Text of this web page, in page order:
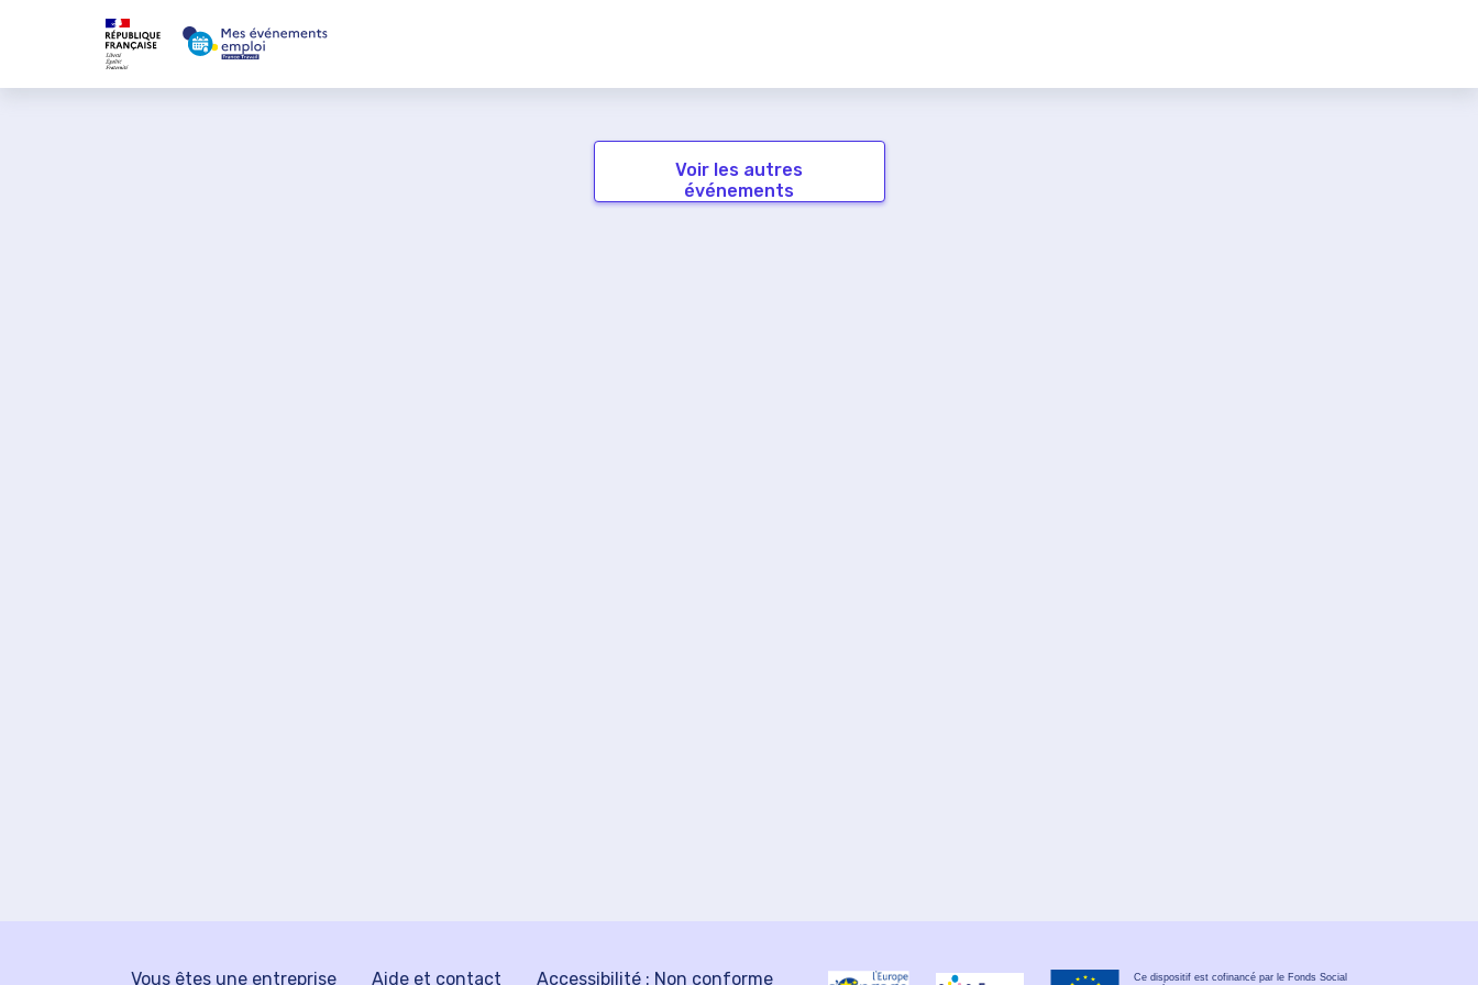
Voir les autres
événements
Vous êtes une entreprise Aide et contact Accessibilité : Non conforme
Ce dispositif est cofinancé par le Fonds Social